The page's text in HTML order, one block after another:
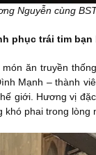
Nguyễn cùng
phục trái tim bạn
ăn truyền
Mạnh – thành
giới. Hương vị
phai trong lòng